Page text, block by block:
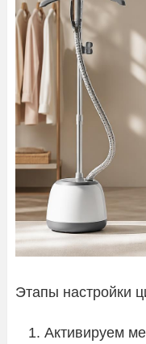
Этапы настройки
Активируем